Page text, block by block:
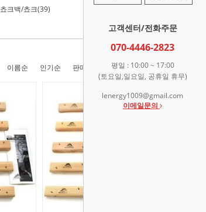
고객센터/전화주문
070-4446-2823
평일 : 10:00 ~ 17:00
(토요일,일요일, 공휴일 휴무)
lenergy1009@gmail.com
이메일문의
쵸크백/쵸크(39)
이름순 인기순 판매순 높은가격순 낮은가격순